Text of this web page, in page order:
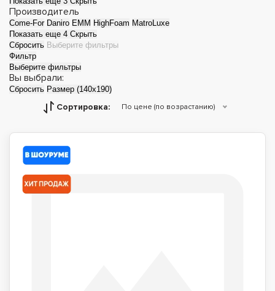
Матрасы топперы Футоны
Производитель
Come-For Daniro EMM HighFoam MatroLuxe
Показать еще 4 Скрыть
Сбросить Выберите фильтры
Фильтр
Выберите фильтры
Вы выбрали:
Сбросить Размер (140x190)
Сортировка: По цене (по возрастанию)